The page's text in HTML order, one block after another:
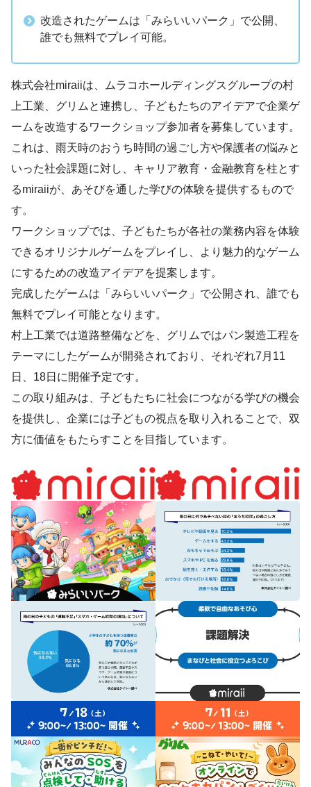
改造されたゲームは「みらいいパーク」で公開、
誰でも無料でプレイ可能。
株式会社miraiiは、ムラコホールディングスグループの村
上工業、グリムと連携し、子どもたちのアイデアで企業ゲ
ームを改造するワークショップ参加者を募集しています。
これは、雨天時のおうち時間の過ごし方や保護者の悩みと
いった社会課題に対し、キャリア教育・金融教育を柱とす
るmiraiiが、あそびを通した学びの体験を提供するもので
す。
ワークショップでは、子どもたちが各社の業務内容を体験
できるオリジナルゲームをプレイし、より魅力的なゲーム
にするための改造アイデアを提案します。
完成したゲームは「みらいいパーク」で公開され、誰でも
無料でプレイ可能となります。
村上工業では道路整備などを、グリムではパン製造工程を
テーマにしたゲームが開発されており、それぞれ7月11
日、18日に開催予定です。
この取り組みは、子どもたちに社会につながる学びの機会
を提供し、企業には子どもの視点を取り入れることで、双
方に価値をもたらすことを目指しています。